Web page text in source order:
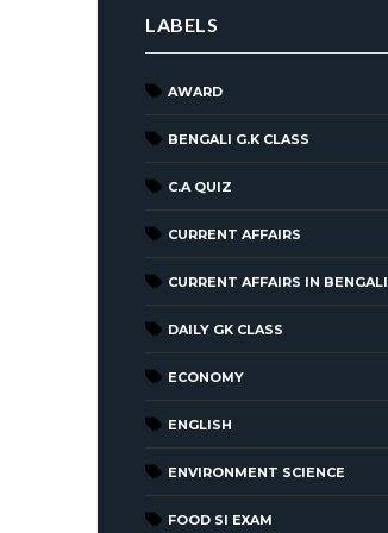
LABELS
AWARD
BENGALI G.K CLASS
C.A QUIZ
CURRENT AFFAIRS
CURRENT AFFAIRS IN BENGALI
DAILY GK CLASS
ECONOMY
ENGLISH
ENVIRONMENT SCIENCE
FOOD SI EXAM